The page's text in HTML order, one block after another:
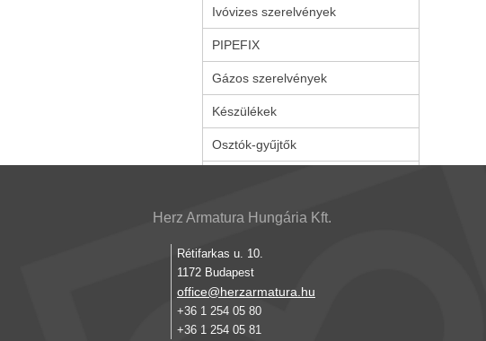
Ivóvizes szerelvények
PIPEFIX
Gázos szerelvények
Készülékek
Osztók-gyűjtők
Herz Armatura Hungária Kft.
Rétifarkas u. 10.
1172 Budapest
office@herzarmatura.hu
+36 1 254 05 80
+36 1 254 05 81